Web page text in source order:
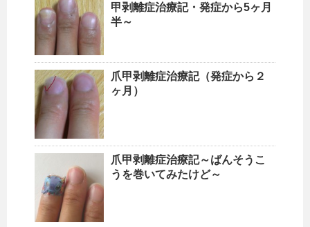
甲剥離症治療記・発症から5ヶ月
半～
爪甲剥離症治療記（発症から２
ヶ月）
爪甲剥離症治療記～ばんそうこ
うを巻いてみたけど～